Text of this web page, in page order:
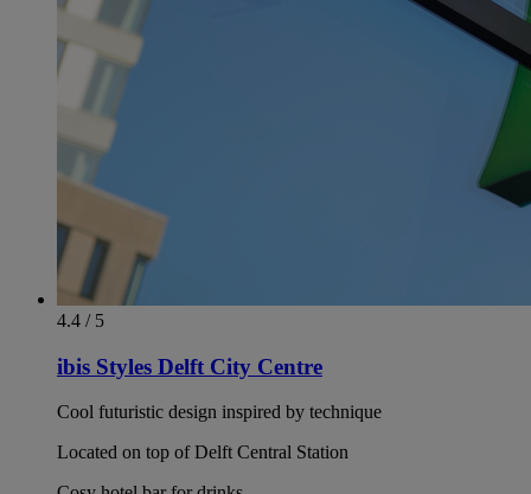
4.4 / 5
ibis Styles Delft City Centre
Cool futuristic design inspired by technique
Located on top of Delft Central Station